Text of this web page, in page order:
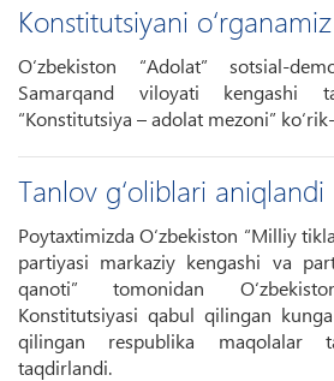
Konstitutsiyani o‘rganamiz
O‘zbekiston “Adolat” sotsial-
Samarqand viloyati kengashi
“Konstitutsiya – adolat mezoni”
Tanlov g‘oliblari aniqlandi
Poytaxtimizda O‘zbekiston “Milliy
partiyasi markaziy kengashi va
qanoti” tomonidan
Konstitutsiyasi qabul qilingan kunga
qilingan respublika maqolalar
taqdirlandi.